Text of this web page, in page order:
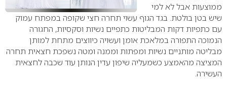
ממוצעות אבל לא למי
שיש בטן בולטת. בגד הגוף עשוי תחרה חצי שקופה במפתח עמוק
עם כתפיות דקות המבליטות כתפיים נשיות וסקסיות, החגורה
הנמוכה התפורה במלאכת אומן ועשויה כיווצים מתחת למותן
מבליטה מותניים נשיות ומפתות וממנה ומטה נשפכת חצאית תחרה
המציצה מהאמצע כשמעליה שיפון עדין הנותן עוד שכבה לחצאית
העשירה.